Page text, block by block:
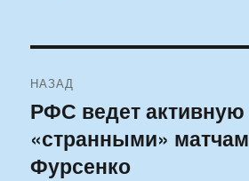
по
записям
НАЗАД
Предыдущая
запись:
РФС ведет
«странными»
Фурсенко